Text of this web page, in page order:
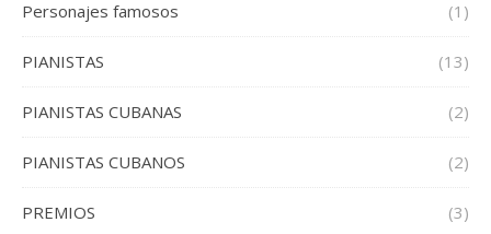
Personajes famosos (1)
PIANISTAS (13)
PIANISTAS CUBANAS (2)
PIANISTAS CUBANOS (2)
PREMIOS (3)